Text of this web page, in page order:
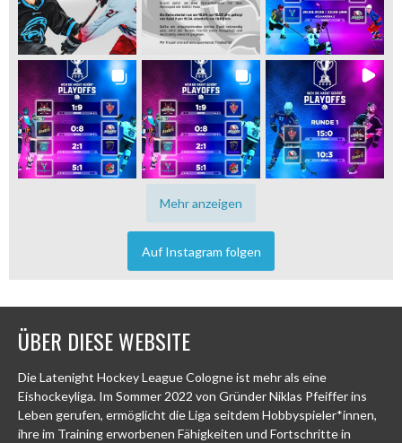
Mehr anzeigen
Auf Instagram folgen
ÜBER DIESE WEBSITE
Die Latenight Hockey League Cologne ist mehr als eine
Eishockeyliga. Im Sommer 2022 von Gründer Niklas Pfeiffer ins
Leben gerufen, ermöglicht die Liga seitdem Hobbyspieler*innen,
ihre im Training erworbenen Fähigkeiten und Fortschritte in